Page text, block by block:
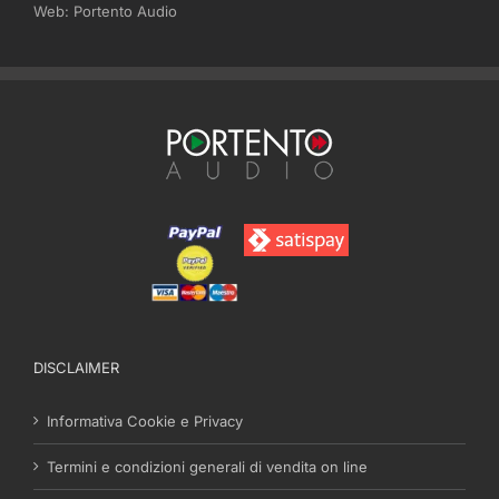
Web: Portento Audio
DISCLAIMER
Informativa Cookie e Privacy
Termini e condizioni generali di vendita on line